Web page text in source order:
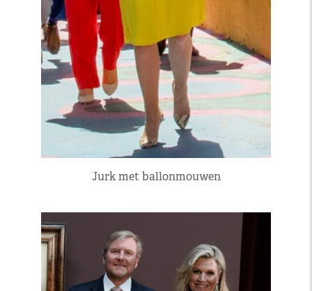
Jurk met ballonmouwen